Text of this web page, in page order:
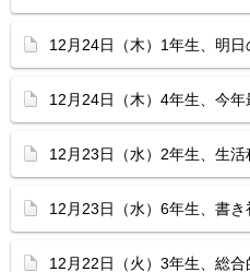
12月24日（木）1年生、明
12月24日（木）4年生、今
12月23日（水）2年生、生活
12月23日（水）6年生、書き
12月22日（火）3年生、総合